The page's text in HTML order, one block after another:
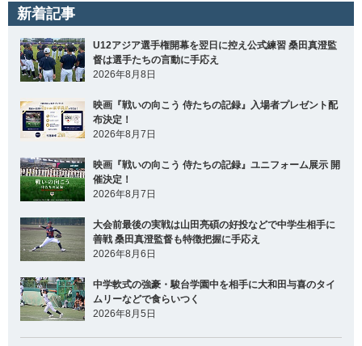
新着記事
U12アジア選手権開幕を翌日に控え公式練習 桑田真澄監
督は選手たちの言動に手応え
2026年8月8日
映画『戦いの向こう 侍たちの記録』入場者プレゼント配
布決定！
2026年8月7日
映画『戦いの向こう 侍たちの記録』ユニフォーム展示 開
催決定！
2026年8月7日
大会前最後の実戦は山田亮碩の好投などで中学生相手に
善戦 桑田真澄監督も特徴把握に手応え
2026年8月6日
中学軟式の強豪・駿台学園中を相手に大和田与喜のタイ
ムリーなどで食らいつく
2026年8月5日